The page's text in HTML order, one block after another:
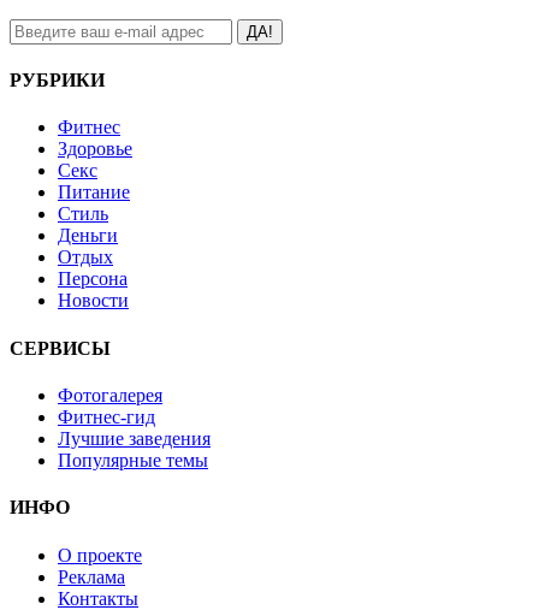
ДА!
РУБРИКИ
Фитнес
Здоровье
Секс
Питание
Стиль
Деньги
Отдых
Персона
Новости
СЕРВИСЫ
Фотогалерея
Фитнес-гид
Лучшие заведения
Популярные темы
ИНФО
О проекте
Реклама
Контакты